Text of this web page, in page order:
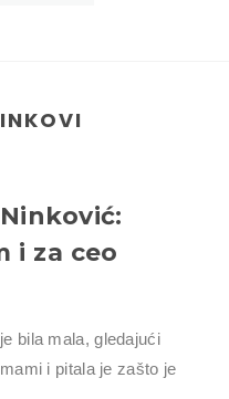
i za ceo
bila mala, gledajući
i pitala je zašto je